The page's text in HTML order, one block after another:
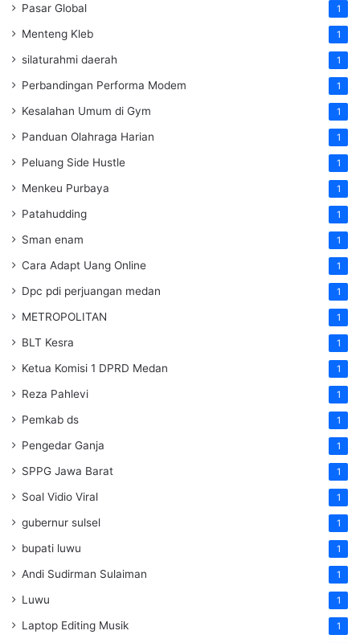
Pasar Global 1
Menteng Kleb 1
silaturahmi daerah 1
Perbandingan Performa Modem 1
Kesalahan Umum di Gym 1
Panduan Olahraga Harian 1
Peluang Side Hustle 1
Menkeu Purbaya 1
Patahudding 1
Sman enam 1
Cara Adapt Uang Online 1
Dpc pdi perjuangan medan 1
METROPOLITAN 1
BLT Kesra 1
Ketua Komisi 1 DPRD Medan 1
Reza Pahlevi 1
Pemkab ds 1
Pengedar Ganja 1
SPPG Jawa Barat 1
Soal Vidio Viral 1
gubernur sulsel 1
bupati luwu 1
Andi Sudirman Sulaiman 1
Luwu 1
Laptop Editing Musik 1